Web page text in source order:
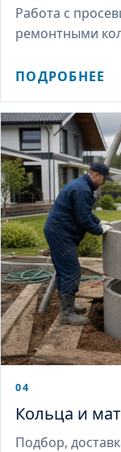
Работа с
ремонтными
ПОДРОБНЕЕ
04
Кольца и
Подбор,